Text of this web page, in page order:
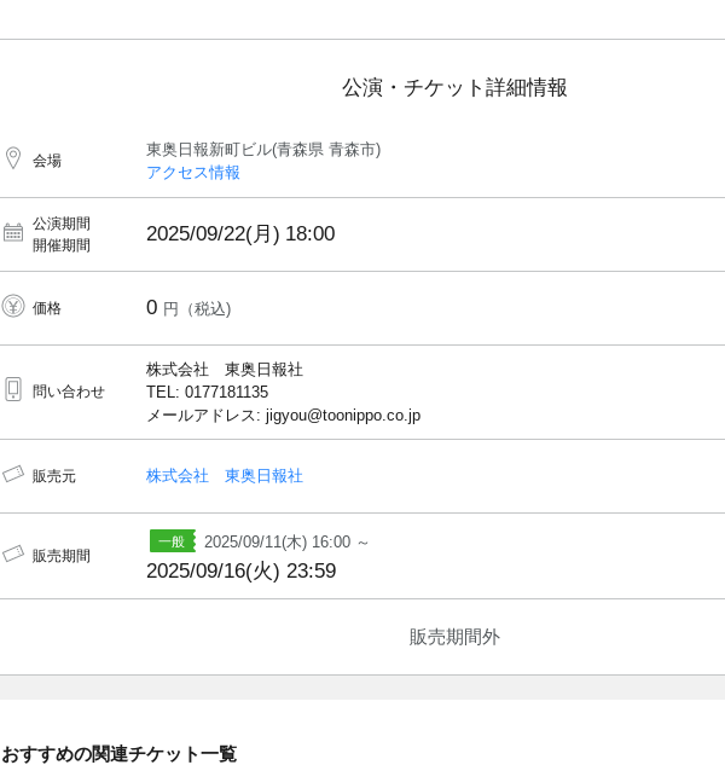
公演・チケット詳細情報
会場
東奥日報新町ビル(青森県 青森市)
アクセス情報
公演期間
開催期間
2025/09/22(月) 18:00
価格 0 円（税込)
問い合わせ
株式会社 東奥日報社
TEL: 0177181135
メールアドレス: jigyou@toonippo.co.jp
販売元 株式会社 東奥日報社
販売期間
2025/09/11(木) 16:00 ～
2025/09/16(火) 23:59
販売期間外
おすすめの関連チケット一覧